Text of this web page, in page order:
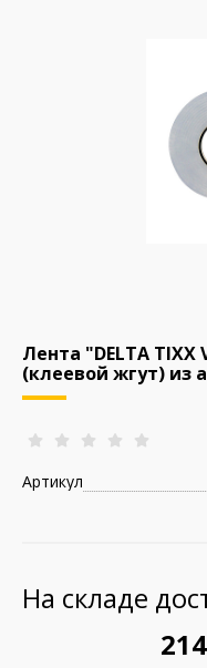
Лента "DELTA TIXX
(клеевой жгут) из
Артикул
На складе